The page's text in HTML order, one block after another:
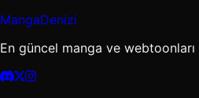
MangaDenizi
En güncel manga ve